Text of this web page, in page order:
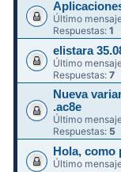
Último
Respuestas:1
elistara
Último
Respuestas:7
Nueva
.ac8e
Último
Respuestas: 5
Hola,
Último